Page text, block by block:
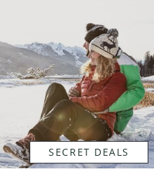
SECRET DEALS